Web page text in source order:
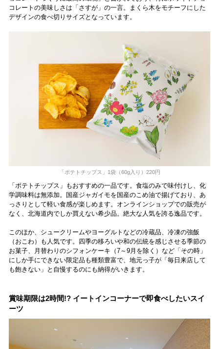
コレートの美味しさは「さすが」の一言。まくら木をモチーフにした
デザインの食べ切りサイズとなっています。
「ポテトチップス」1袋（60g入り）220円
「ポテトチップス」もおすすめの一品です。食塩のみで味付けし、化
学調味料は無添加。国産ジャガイモを国産のこめ油で揚げており、あ
っさりとして軽い食感が楽しめます。オンラインショップでの販売が
なく、北海道内でしか買えない希少品。絶大な人気を誇る逸品です。
このほか、シュークリームやヨーグルトなどの冷蔵品、冷凍の強飯
（おこわ）も人気です。四季の移ろいや和の伝統を感じさせる季節の
お菓子、月替わりのシフォンケーキ（7～9月を除く）など「その時」
にしか手にできない限定品も種類豊富で、地元っ子が「毎日来店して
も飽きない」と自慢するのにも納得がいきます。
賞味期限は2時間!? イートインコーナーで即食べしたいスイ
ーツ